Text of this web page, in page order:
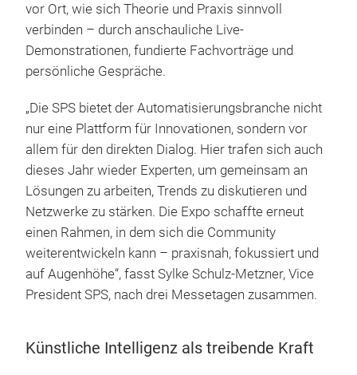
vor Ort, wie sich Theorie und Praxis sinnvoll
verbinden – durch anschauliche Live-
Demonstrationen, fundierte Fachvorträge und
persönliche Gespräche.
„Die SPS bietet der Automatisierungsbranche nicht
nur eine Plattform für Innovationen, sondern vor
allem für den direkten Dialog. Hier trafen sich auch
dieses Jahr wieder Experten, um gemeinsam an
Lösungen zu arbeiten, Trends zu diskutieren und
Netzwerke zu stärken. Die Expo schaffte erneut
einen Rahmen, in dem sich die Community
weiterentwickeln kann – praxisnah, fokussiert und
auf Augenhöhe“, fasst Sylke Schulz-Metzner, Vice
President SPS, nach drei Messetagen zusammen.
Künstliche Intelligenz als treibende Kraft